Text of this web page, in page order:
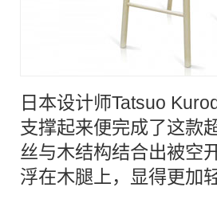
日本设计师Tatsuo
支撑起来便完成了这款
丝与木结构结合出被空
浮在木腿上，显得更加